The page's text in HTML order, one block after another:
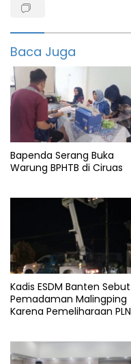
Banten
Berita
Berita
wisata
info
banten
Info
Destinasi
Info
wisata
Baca Juga
Bapenda Serang Buka
Warung BPHTB di Ciruas
Kadis ESDM Banten Sebut
Pemadaman Malingping
Karena Pemeliharaan PLN